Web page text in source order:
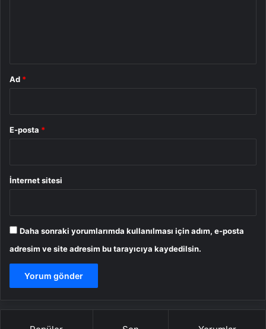
Ad *
E-posta *
İnternet sitesi
Daha sonraki yorumlarımda kullanılması için adım, e-posta
adresim ve site adresim bu tarayıcıya kaydedilsin.